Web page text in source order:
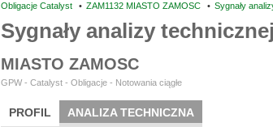
Obligacje Catalyst • ZAM1132 MIASTO ZAMOSC • Sygnały
Sygnały analizy
MIASTO ZAMOSC
GPW - Catalyst - Obligacje - Notowania ciągłe
PROFIL ANALIZA TECHNICZNA